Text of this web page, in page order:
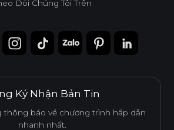
Dõi Chúng Tôi Trên
Ký Nhận Bản Tin
báo về chương trình hấp dẫn
nhanh nhất.